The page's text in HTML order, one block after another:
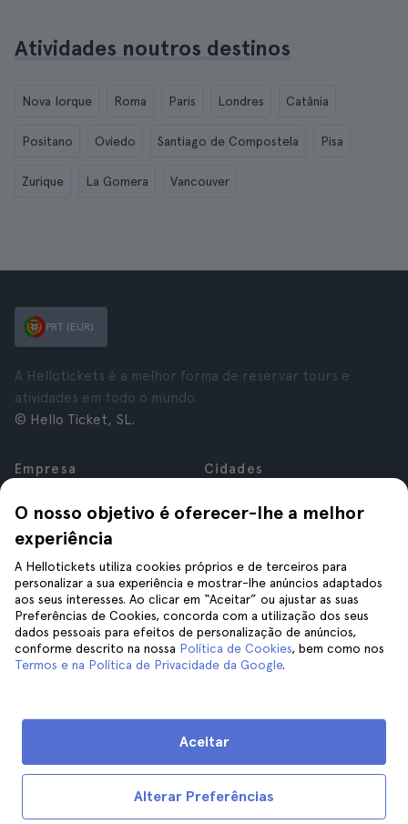
Atividades noutros destinos
Nova Iorque Roma Paris Londres Catânia
Positano Oviedo Santiago de Compostela Pisa
Zurique La Gomera Vancouver
O nosso objetivo é oferecer-lhe a melhor
experiência
A Hellotickets utiliza cookies próprios e de terceiros para
personalizar a sua experiência e mostrar-lhe anúncios adaptados
aos seus interesses. Ao clicar em “Aceitar” ou ajustar as suas
Preferências de Cookies, concorda com a utilização dos seus
dados pessoais para efeitos de personalização de anúncios,
conforme descrito na nossa Política de Cookies, bem como nos
Termos e na Política de Privacidade da Google.
Alterar Preferências
Aceitar
PRT (EUR)
A Hellotickets é a melhor forma de reservar tours e
atividades em todo o mundo.
© Hello Ticket, SL.
Empresa
Carreiras
Afiliados
Avaliações
Privacidade
Termos e Condições
Aviso Legal
Cookies
Cidades
Roma
Londres
Granada
Cracóvia
Tenerife
Ajuda